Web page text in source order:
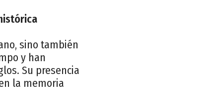
sino también
y han
Su presencia
la memoria